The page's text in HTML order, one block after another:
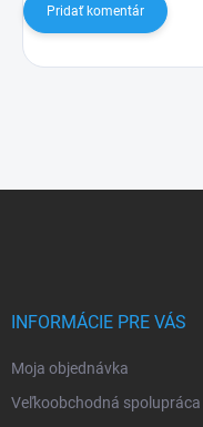
Pridať komentár
INFORMÁCIE PRE VÁS
Moja objednávka
Veľkoobchodná spolupráca